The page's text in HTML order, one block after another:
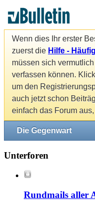
Wenn dies Ihr erster
zuerst die Hilfe -
müssen sich vermutlich
verfassen können.
um den
auch jetzt schon
einfach das Forum
Die Gegenwart
Unterforen
Rundmails aller